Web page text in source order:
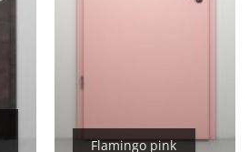
Flamingo pink